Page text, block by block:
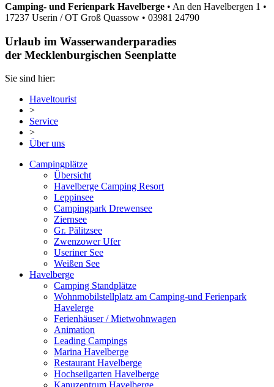
Camping- und Ferienpark Havelberge • An den Havelbergen 1 •
17237 Userin / OT Groß Quassow • 03981 24790
Urlaub im Wasserwanderparadies
der Mecklenburgischen Seenplatte
Sie sind hier:
Haveltourist
>
Service
>
Über uns
Campingplätze
Übersicht
Havelberge Camping Resort
Leppinsee
Campingpark Drewensee
Ziernsee
Gr. Pälitzsee
Zwenzower Ufer
Useriner See
Weißen See
Havelberge
Camping Standplätze
Wohnmobilstellplatz am Camping-und Ferienpark
Havelerge
Ferienhäuser / Mietwohnwagen
Animation
Leading Campings
Marina Havelberge
Restaurant Havelberge
Hochseilgarten Havelberge